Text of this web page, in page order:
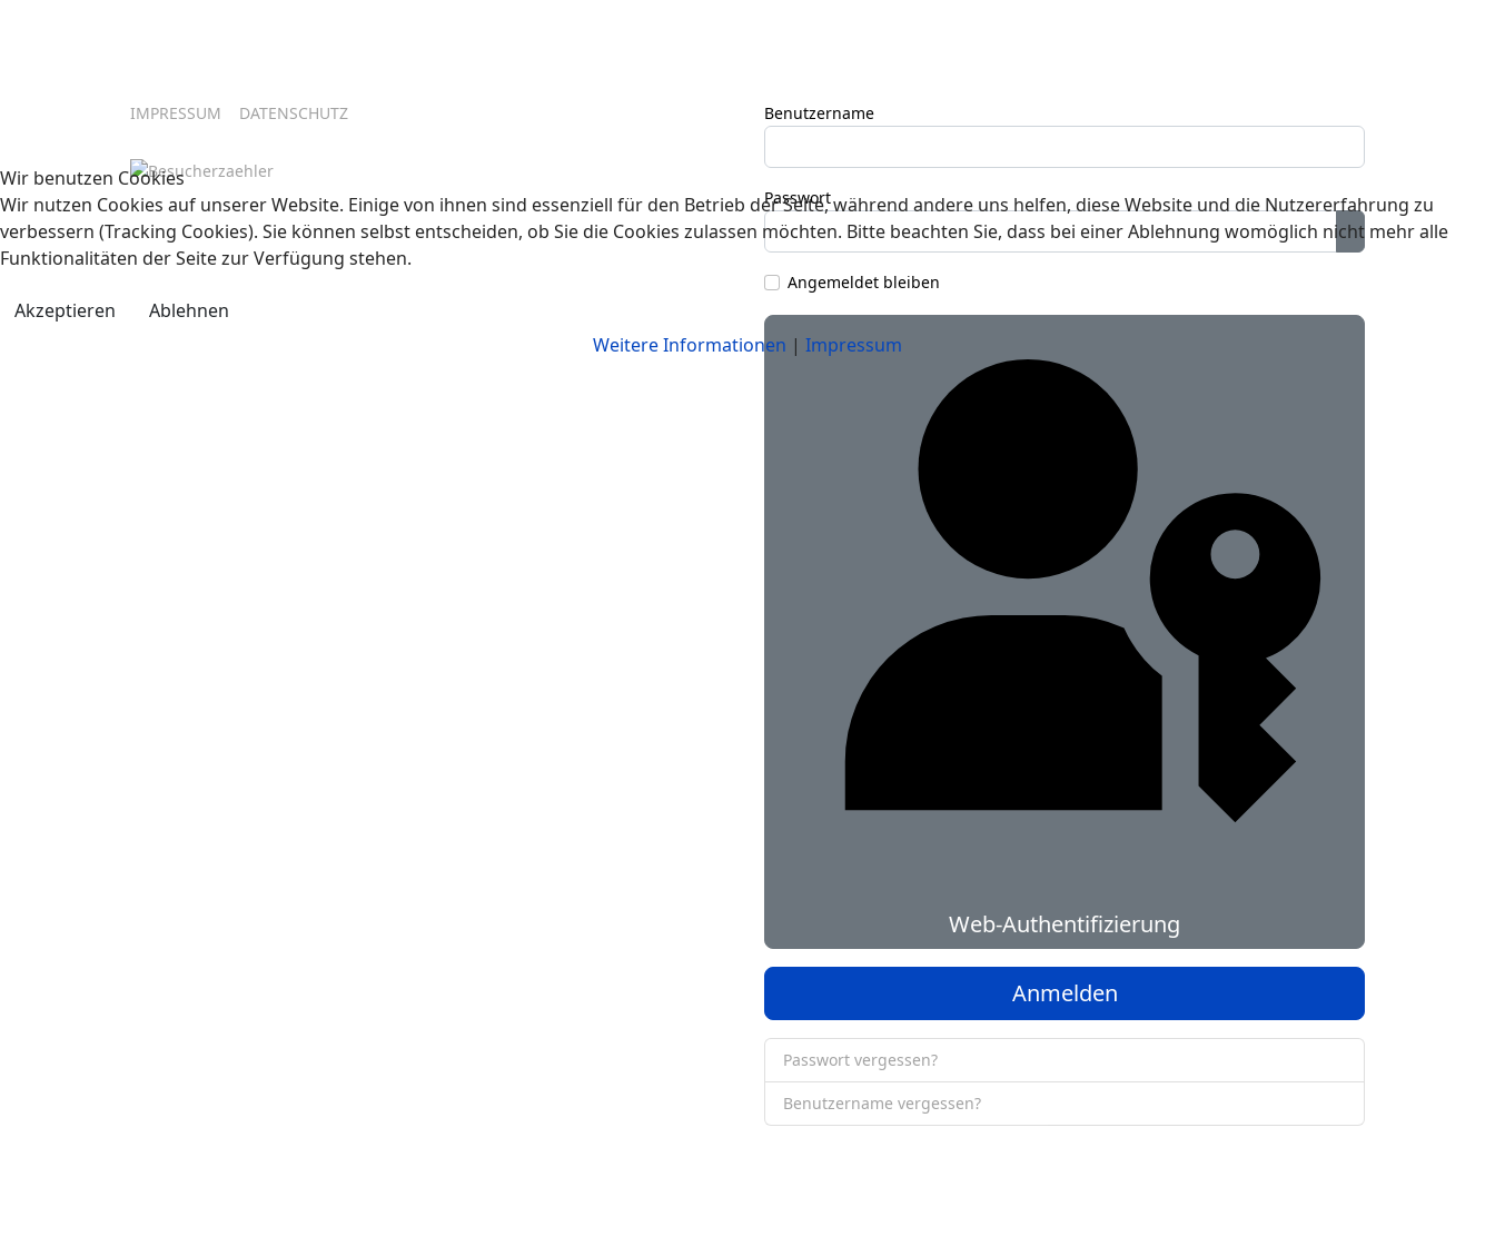
IMPRESSUM DATENSCHUTZ Benutzername
Passwort
Passwort
Angemeldet bleiben
Web-Authentifizierung
Anmelden
Passwort vergessen?
Benutzername vergessen?
Wir benutzen Cookies
Wir nutzen Cookies auf unserer Website. Einige von ihnen sind essenziell für den Betrieb der Seite, während andere uns helfen, diese Website und die Nutzererfahrung zu
verbessern (Tracking Cookies). Sie können selbst entscheiden, ob Sie die Cookies zulassen möchten. Bitte beachten Sie, dass bei einer Ablehnung womöglich nicht mehr alle
Funktionalitäten der Seite zur Verfügung stehen.
Akzeptieren
Ablehnen
Weitere Informationen | Impressum